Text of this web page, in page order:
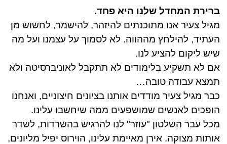
ברירת המחדל שלנו היא פחד.
מגיל צעיר אנו מתוכנתים להיזהר, להישמר, לחשוש מן
העתיד, להילחץ מההווה. לא לסמוך על עצמנו ועל מה
שיש ליקום להציע לנו.
אם לא תשקיע בלימודים לא תתקבל לאוניברסיטה ולא
תמצא עבודה טובה…
כבר מגיל צעיר מודדים אותנו בציונים חיצוניים, ואנחנו
הופכים לאנשים שמושפעים ממה שיחשבו עלינו.
מכל עבר השלטון "עוזר" לנו להרגיש בהשרדות, לשדר
אותות מצוקה. אירן מאיימת עלינו, הוירוס יפיל מליונים,